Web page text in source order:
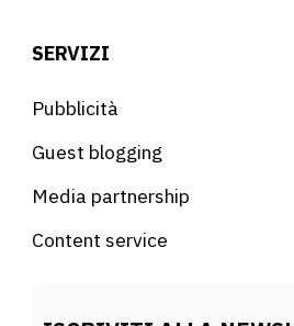
SERVIZI
Pubblicità
Guest blogging
Media partnership
Content service